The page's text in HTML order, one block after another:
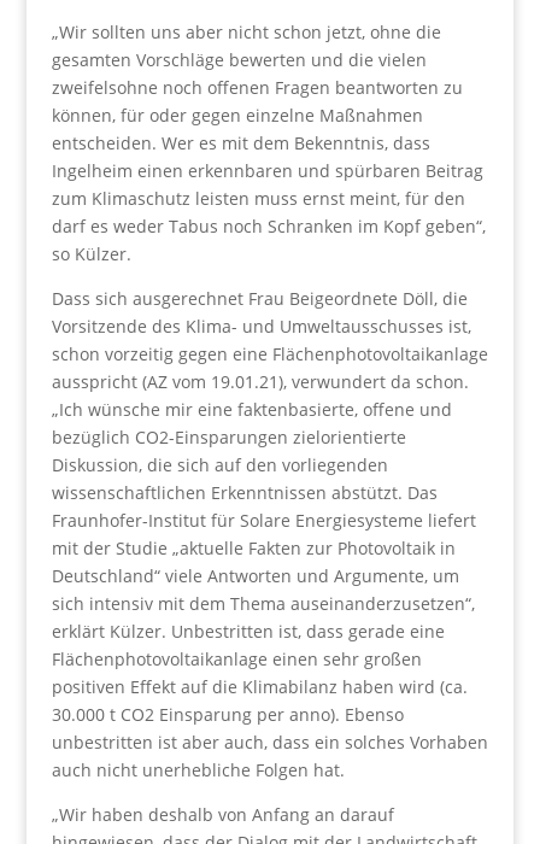
„Wir sollten uns aber nicht schon jetzt, ohne die
gesamten Vorschläge bewerten und die vielen
zweifelsohne noch offenen Fragen beantworten zu
können, für oder gegen einzelne Maßnahmen
entscheiden. Wer es mit dem Bekenntnis, dass
Ingelheim einen erkennbaren und spürbaren Beitrag
zum Klimaschutz leisten muss ernst meint, für den
darf es weder Tabus noch Schranken im Kopf geben“,
so Külzer.
Dass sich ausgerechnet Frau Beigeordnete Döll, die
Vorsitzende des Klima- und Umweltausschusses ist,
schon vorzeitig gegen eine Flächenphotovoltaikanlage
ausspricht (AZ vom 19.01.21), verwundert da schon.
„Ich wünsche mir eine faktenbasierte, offene und
bezüglich CO2-Einsparungen zielorientierte
Diskussion, die sich auf den vorliegenden
wissenschaftlichen Erkenntnissen abstützt. Das
Fraunhofer-Institut für Solare Energiesysteme liefert
mit der Studie „aktuelle Fakten zur Photovoltaik in
Deutschland“ viele Antworten und Argumente, um
sich intensiv mit dem Thema auseinanderzusetzen“,
erklärt Külzer. Unbestritten ist, dass gerade eine
Flächenphotovoltaikanlage einen sehr großen
positiven Effekt auf die Klimabilanz haben wird (ca.
30.000 t CO2 Einsparung per anno). Ebenso
unbestritten ist aber auch, dass ein solches Vorhaben
auch nicht unerhebliche Folgen hat.
„Wir haben deshalb von Anfang an darauf